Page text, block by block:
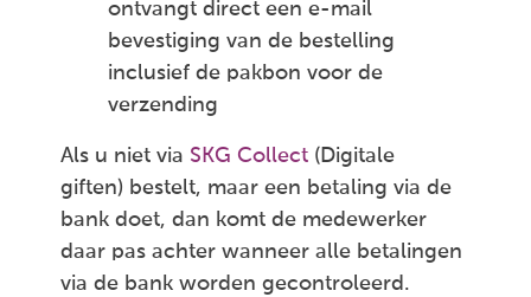
ontvangt direct een e-mail
bevestiging van de bestelling
inclusief de pakbon voor de
verzending
Als u niet via SKG Collect (Digitale
giften) bestelt, maar een betaling via de
bank doet, dan komt de medewerker
daar pas achter wanneer alle betalingen
via de bank worden gecontroleerd.